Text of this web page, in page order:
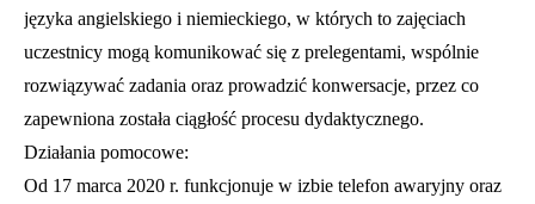
języka angielskiego i niemieckiego, w których to zajęciach
uczestnicy mogą komunikować się z prelegentami, wspólnie
rozwiązywać zadania oraz prowadzić konwersacje, przez co
zapewniona została ciągłość procesu dydaktycznego.
Działania pomocowe:
Od 17 marca 2020 r. funkcjonuje w izbie telefon awaryjny oraz